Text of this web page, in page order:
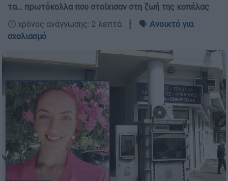
τα… πρωτόκολλα που στοίχισαν στη ζωή της κοπέλας
🕛 χρόνος ανάγνωσης: 2 λεπτά ┋ 🗣️ Ανοικτό για
σχολιασμό